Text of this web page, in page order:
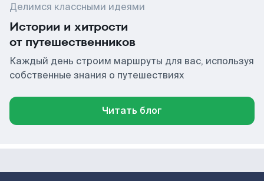
Делимся классными идеями
Истории и хитрости
от путешественников
Каждый день строим маршруты для вас, используя
собственные знания о путешествиях
Читать блог